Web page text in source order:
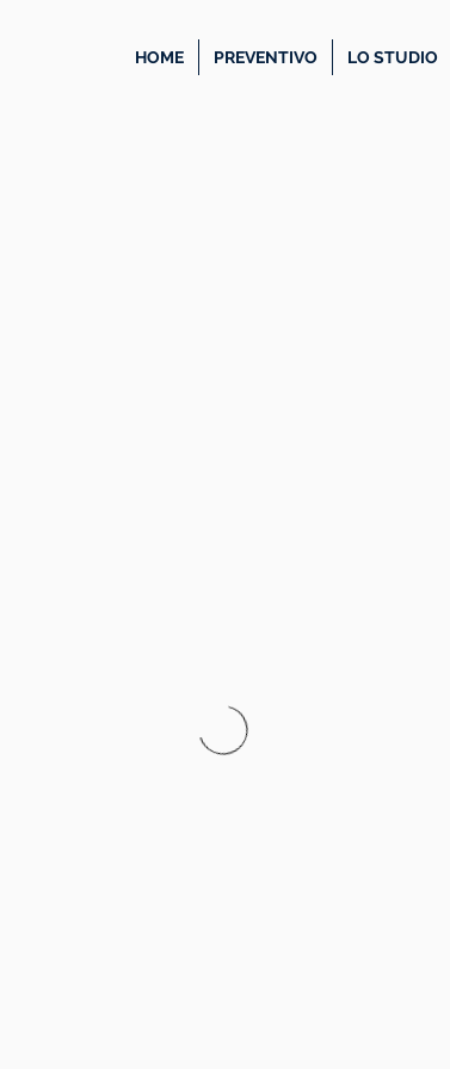
HOME PREVENTIVO LO STUDIO